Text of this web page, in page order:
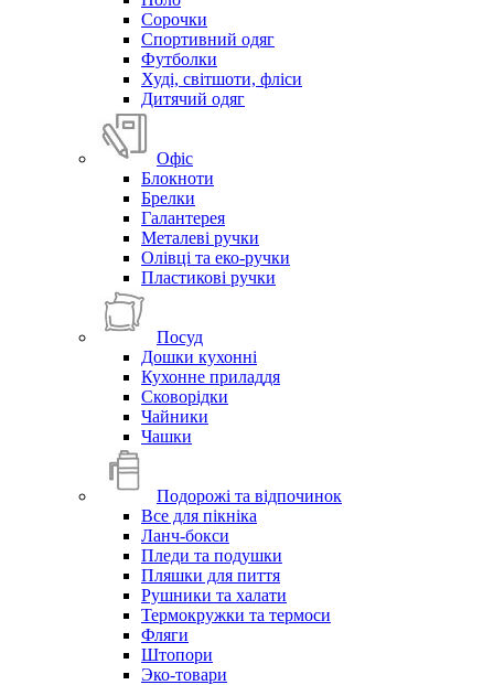
Сорочки
Спортивний одяг
Футболки
Худі, світшоти, фліси
Дитячий одяг
Офіс
Блокноти
Брелки
Галантерея
Металеві ручки
Олівці та еко-ручки
Пластикові ручки
Посуд
Дошки кухонні
Кухонне приладдя
Сковорідки
Чайники
Чашки
Подорожі та відпочинок
Все для пікніка
Ланч-бокси
Пледи та подушки
Пляшки для пиття
Рушники та халати
Термокружки та термоси
Фляги
Штопори
Эко-товари